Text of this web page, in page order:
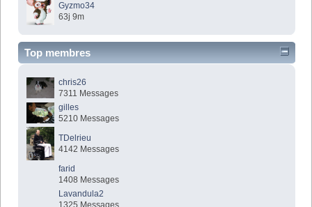
Gyzmo34
63j 9m
Top membres
chris26
7311 Messages
gilles
5210 Messages
TDelrieu
4142 Messages
farid
1408 Messages
Lavandula2
1325 Messages